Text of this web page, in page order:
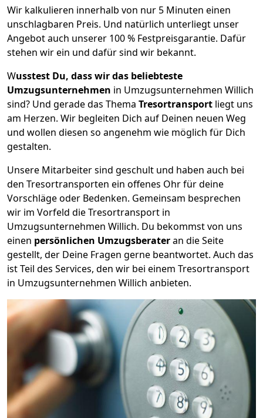
Wir kalkulieren innerhalb von nur 5 Minuten einen
unschlagbaren Preis. Und natürlich unterliegt unser
Angebot auch unserer 100 % Festpreisgarantie. Dafür
stehen wir ein und dafür sind wir bekannt.
Wusstest Du, dass wir das beliebteste
Umzugsunternehmen in Umzugsunternehmen Willich
sind? Und gerade das Thema Tresortransport liegt uns
am Herzen. Wir begleiten Dich auf Deinen neuen Weg
und wollen diesen so angenehm wie möglich für Dich
gestalten.
Unsere Mitarbeiter sind geschult und haben auch bei
den Tresortransporten ein offenes Ohr für deine
Vorschläge oder Bedenken. Gemeinsam besprechen
wir im Vorfeld die Tresortransport in
Umzugsunternehmen Willich. Du bekommst von uns
einen persönlichen Umzugsberateran die Seite
gestellt, der Deine Fragen gerne beantwortet. Auch das
ist Teil des Services, den wir bei einem Tresortransport
in Umzugsunternehmen Willich anbieten.